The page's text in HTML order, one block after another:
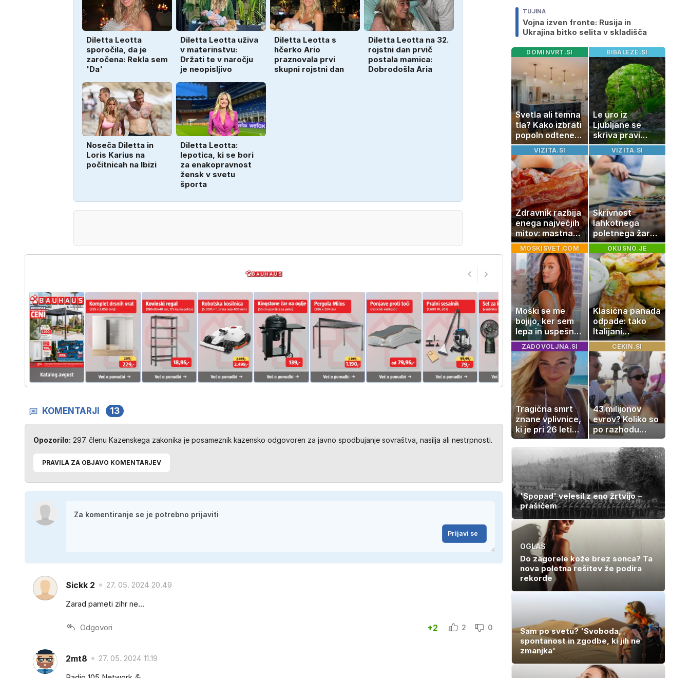
Diletta Leotta
sporočila, da je
zaročena: Rekla sem
'Da'
Diletta Leotta uživa
v materinstvu:
Držati te v naročju
je neopisljivo
Diletta Leotta s
hčerko Ario
praznovala prvi
skupni rojstni dan
Diletta Leotta na 32.
rojstni dan prvič
postala mamica:
Dobrodošla Aria
Noseča Diletta in
Loris Karius na
počitnicah na Ibizi
Diletta Leotta:
lepotica, ki se bori
za enakopravnost
žensk v svetu
športa
KOMENTARJI 13
Opozorilo: 297. členu Kazenskega zakonika je posameznik kazensko odgovoren za javno spodbujanje sovraštva, nasilja ali nestrpnosti.
PRAVILA ZA OBJAVO KOMENTARJEV
Prijavi se
Sickk 2
27. 05. 2024 20.49
Zarad pameti zihr ne...
Odgovori +2 2 0
2mt8
27. 05. 2024 11.19
TUJINA
Vojna izven fronte: Rusija in
Ukrajina bitko selita v skladišča
DOMINVRT.SI
Svetla ali temna
tla? Kako izbrati
popoln odtenek
za vaš dom
BIBALEZE.SI
Le uro iz
Ljubljane se
skriva pravi
naravni čudež:
izlet, ki bo
navdušil otroke
VIZITA.SI
Zdravnik razbija
enega največjih
mitov: mastna
jetra ne
nastanejo
zaradi slanine,
temveč zaradi
živila, ki ga
imamo vsi radi
VIZITA.SI
Skrivnost
lahkotnega
poletnega žara,
po katerem ne
boste
potrebovali
popoldanskega
spanca
MOSKISVET.COM
Moški se me
bojijo, ker sem
lepa in uspešna:
Misica razkrila,
zakaj je še
vedno samska
OKUSNO.JE
Klasična panada
odpade: tako
Italijani
pripravijo
slastne ocvrte
bučke
ZADOVOLJNA.SI
Tragična smrt
znane vplivnice,
ki je pri 26 letih
izgubila boj z
boleznijo
CEKIN.SI
43 milijonov
evrov? Koliko so
po razhodu
zahtevale ali
prejele
partnerice
športnih
zvezdnikov
'Spopad' velesil z eno žrtvijo –
prašičem
OGLAS
Do zagorele kože brez sonca? Ta
nova poletna rešitev že podira
rekorde
Sam po svetu? 'Svoboda,
spontanost in zgodbe, ki jih ne
zmanjka'